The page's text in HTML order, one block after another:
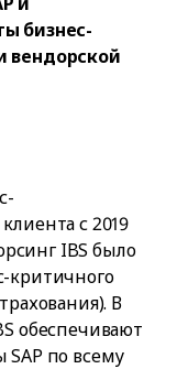
бизнес-
вендорской
с 2019
IBS было
критичного
В
обеспечивают
по всему